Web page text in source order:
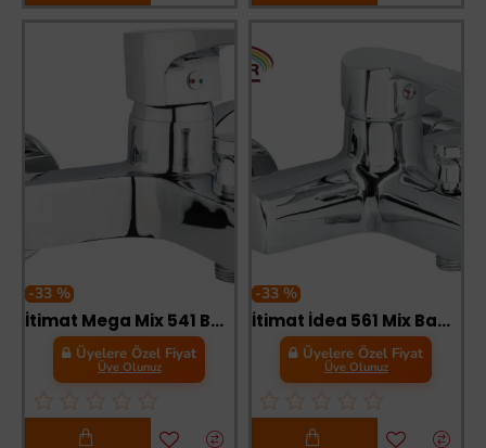
-33 %
İtimat Mega Mix 541 Banyo Bataryası
Üyelere Özel Fiyat
Üye Olunuz
-33 %
İtimat İdea 561 Mix Banyo Bataryası
Üyelere Özel Fiyat
Üye Olunuz